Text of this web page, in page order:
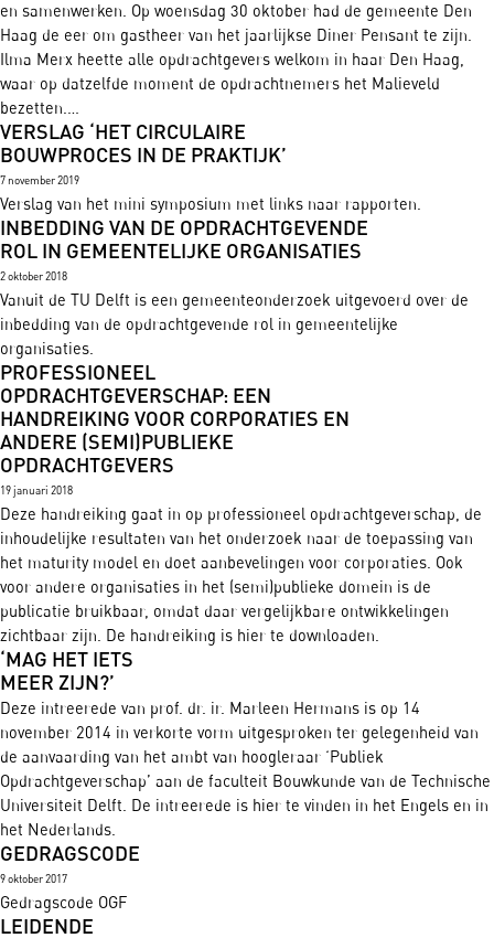
en samenwerken. Op woensdag 30 oktober had de gemeente Den
Haag de eer om gastheer van het jaarlijkse Diner Pensant te zijn.
Ilma Merx heette alle opdrachtgevers welkom in haar Den Haag,
waar op datzelfde moment de opdrachtnemers het Malieveld
bezetten.…
VERSLAG ‘HET CIRCULAIRE
BOUWPROCES IN DE PRAKTIJK’
7 november 2019
Verslag van het mini symposium met links naar rapporten.
INBEDDING VAN DE OPDRACHTGEVENDE
ROL IN GEMEENTELIJKE ORGANISATIES
2 oktober 2018
Vanuit de TU Delft is een gemeenteonderzoek uitgevoerd over de
inbedding van de opdrachtgevende rol in gemeentelijke
organisaties.
PROFESSIONEEL
OPDRACHTGEVERSCHAP: EEN
HANDREIKING VOOR CORPORATIES EN
ANDERE (SEMI)PUBLIEKE
OPDRACHTGEVERS
19 januari 2018
Deze handreiking gaat in op professioneel opdrachtgeverschap, de
inhoudelijke resultaten van het onderzoek naar de toepassing van
het maturity model en doet aanbevelingen voor corporaties. Ook
voor andere organisaties in het (semi)publieke domein is de
publicatie bruikbaar, omdat daar vergelijkbare ontwikkelingen
zichtbaar zijn. De handreiking is hier te downloaden.
‘MAG HET IETS
MEER ZIJN?’
Deze intreerede van prof. dr. ir. Marleen Hermans is op 14
november 2014 in verkorte vorm uitgesproken ter gelegenheid van
de aanvaarding van het ambt van hoogleraar ‘Publiek
Opdrachtgeverschap’ aan de faculteit Bouwkunde van de Technische
Universiteit Delft. De intreerede is hier te vinden in het Engels en in
het Nederlands.
GEDRAGSCODE
9 oktober 2017
Gedragscode OGF
LEIDENDE